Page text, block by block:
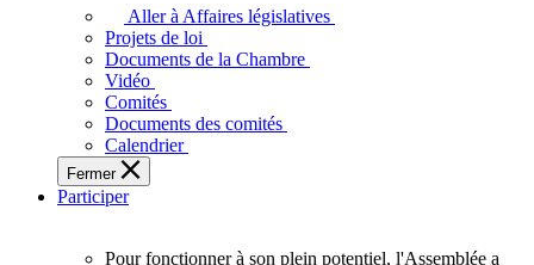
adopte
touchent
des
Ontariennes
et
Aller à Affaires législatives
Projets de loi
Documents de la Chambre
Vidéo
Comités
Documents des comités
Calendrier
Fermer
Participer
Pour fonctionner à son plein potentiel, l'Assemblée a